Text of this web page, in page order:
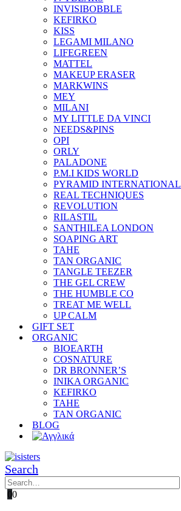
INVISIBOBBLE
KEFIRKO
KISS
LEGAMI MILANO
LIFEGREEN
MATTEL
MAKEUP ERASER
MARKWINS
MEY
MILANI
MY LITTLE DA VINCI
NEEDS&PINS
OPI
ORLY
PALADONE
P.M.I KIDS WORLD
PYRAMID INTERNATIONAL
REAL TECHNIQUES
REVOLUTION
RILASTIL
SANTHILEA LONDON
SOAPING ART
TAHE
TAN ORGANIC
TANGLE TEEZER
THE GEL CREW
THE HUMBLE CO
TREAT ME WELL
UP CALM
GIFT SET
ORGANIC
BIOEARTH
COSNATURE
DR BRONNER’S
INIKA ORGANIC
KEFIRKO
TAHE
TAN ORGANIC
BLOG
Search
00